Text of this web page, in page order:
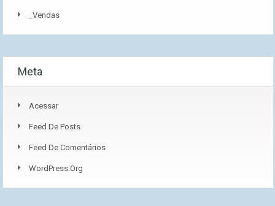
_Vendas
Meta
Acessar
Feed De Posts
Feed De Comentários
WordPress.org